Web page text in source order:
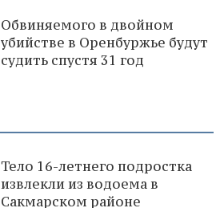
Обвиняемого в двойном
убийстве в Оренбуржье будут
судить спустя 31 год
Тело 16-летнего подростка
извлекли из водоема в
Сакмарском районе